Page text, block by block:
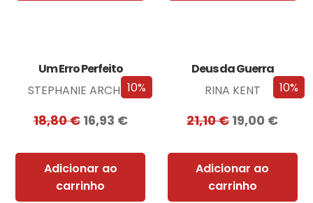
10%
Um Erro Perfeito
STEPHANIE ARCHER
18,80€ 16,93 €
Adicionar ao
carrinho
10%
Deus da Guerra
RINA KENT
21,10€19,00 €
Adicionar ao
carrinho